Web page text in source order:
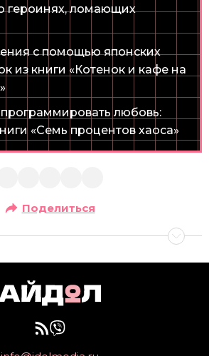
героинях, ломающих
с помощью японских
из книги «Котенок и кафе на
любовь:
«Семь процентов хаоса»
Поделиться